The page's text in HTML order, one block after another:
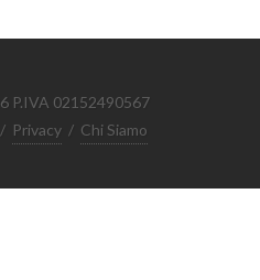
P.IVA 02152490567
/ Privacy / Chi Siamo